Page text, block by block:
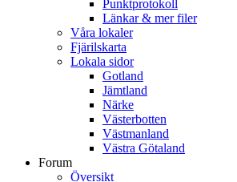
Punktprotokoll
Länkar & mer filer
Våra lokaler
Fjärilskarta
Lokala sidor
Gotland
Jämtland
Närke
Västerbotten
Västmanland
Västra Götaland
Forum
Översikt